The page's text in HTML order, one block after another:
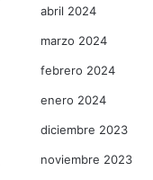
abril 2024
marzo 2024
febrero 2024
enero 2024
diciembre 2023
noviembre 2023